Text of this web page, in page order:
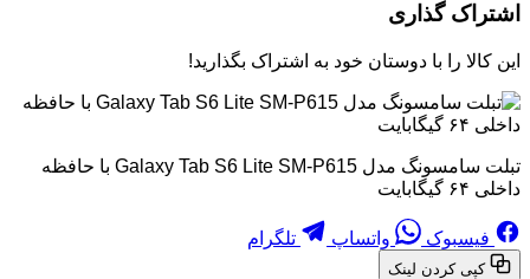
اشتراک گذاری
این کالا را با دوستان خود به اشتراک بگذارید!
تبلت سامسونگ مدل Galaxy Tab S6 Lite SM-P615 با حافظه
داخلی ۶۴ گیگابایت
فیسبوک واتساپ تلگرام
کپی کردن لینک